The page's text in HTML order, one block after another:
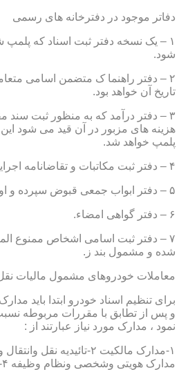
دفاتر موجود در دفترخانه های رسمی
۱ – یک نسخه دفتر ثبت اسناد که
شود.
۲ – دفتر راهنما ک متضمن اسامی
تاریخ آن خواهد بود.
۳ – دفتر درآمد که به منظور ثبت
هزینه های مزبور در آن قید می شود
پلمپ خواهد شد.
۴ – دفتر ثبت مکاتبات و تقاضانامه اجرایی و خلاصه معاملات.
۵ – دفتر ابواب جمعی قبوض سپرده و اوراق بهادار.
۶ – دفتر گواهی امضاء.
۷ – دفتر ثبت اسامی اشخاص ممنوع
شده و مشمول بند ز.
معاملات خودروهای مشمول مالیات نقل
برای تنظیم اسناد خودرو ابتدا باید
و پس از تطابق با مقررات مربوطه
نمود ، مدارک مورد نیاز عبارتند از :